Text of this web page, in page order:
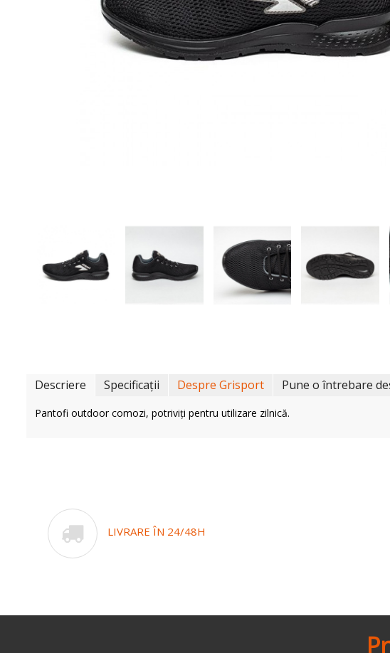
Descriere Specificații Despre Grisport Pune o întrebare
Pantofi outdoor comozi, potriviți pentru utilizare zilnică.
LIVRARE ÎN 24/48H